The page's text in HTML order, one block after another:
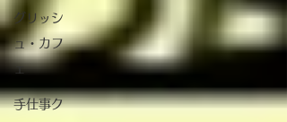
グリッシ
ュ・カフ
ェ
手仕事ク